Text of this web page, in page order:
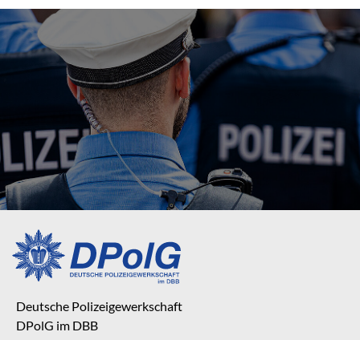
Deutsche Polizeigewerkschaft
DPolG im DBB